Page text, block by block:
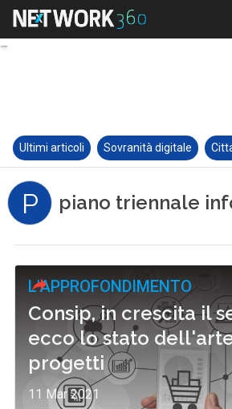
Ultimi articoli Sovranità digitale
P piano triennale
L'APPROFONDIMENTO
Consip, in crescita il
ecco lo stato
progetti
11 Mar 2021